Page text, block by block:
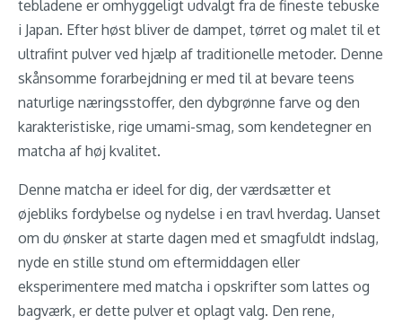
tebladene er omhyggeligt udvalgt fra de fineste tebuske
i Japan. Efter høst bliver de dampet, tørret og malet til et
ultrafint pulver ved hjælp af traditionelle metoder. Denne
skånsomme forarbejdning er med til at bevare teens
naturlige næringsstoffer, den dybgrønne farve og den
karakteristiske, rige umami-smag, som kendetegner en
matcha af høj kvalitet.
Denne matcha er ideel for dig, der værdsætter et
øjebliks fordybelse og nydelse i en travl hverdag. Uanset
om du ønsker at starte dagen med et smagfuldt indslag,
nyde en stille stund om eftermiddagen eller
eksperimentere med matcha i opskrifter som lattes og
bagværk, er dette pulver et oplagt valg. Den rene,